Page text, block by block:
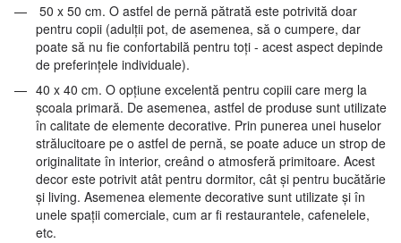
50 x 50 cm. O astfel de pernă pătrată este potrivită doar
pentru copii (adulții pot, de asemenea, să o cumpere, dar
poate să nu fie confortabilă pentru toți - acest aspect depinde
de preferințele individuale).
40 x 40 cm. O opțiune excelentă pentru copiii care merg la
școala primară. De asemenea, astfel de produse sunt utilizate
în calitate de elemente decorative. Prin punerea unei huselor
strălucitoare pe o astfel de pernă, se poate aduce un strop de
originalitate în interior, creând o atmosferă primitoare. Acest
decor este potrivit atât pentru dormitor, cât și pentru bucătărie
și living. Asemenea elemente decorative sunt utilizate și în
unele spații comerciale, cum ar fi restaurantele, cafenelele,
etc.